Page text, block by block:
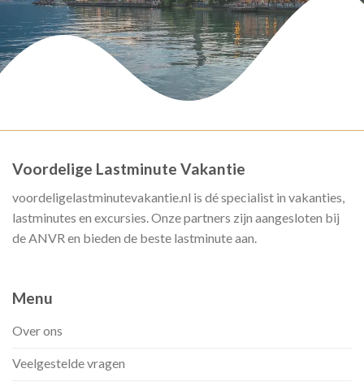
Voordelige Lastminute Vakantie
voordeligelastminutevakantie.nl is dé specialist in vakanties,
lastminutes en excursies. Onze partners zijn aangesloten bij
de ANVR en bieden de beste lastminute aan.
Menu
Over ons
Veelgestelde vragen